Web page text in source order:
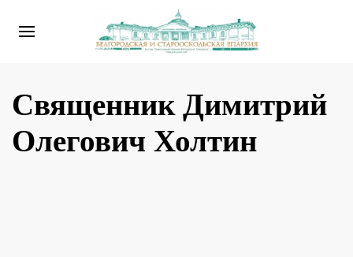
Священник Димитрий
Олегович Холтин